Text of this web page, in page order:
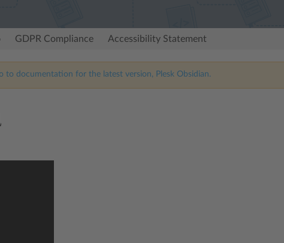
GDPR Compliance Accessibility Statement
to documentation for the latest version, Plesk Obsidian.